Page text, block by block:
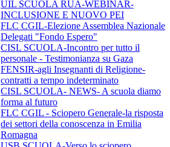
UIL SCUOLA RUA-WEBINAR-
INCLUSIONE E NUOVO PEI
FLC CGIL-Elezione Assemblea Nazionale
Delegati "Fondo Espero"
CISL SCUOLA-Incontro per tutto il
personale - Testimonianza su Gaza
FENSIR-agli Insegnanti di Religione-
contratti a tempo indeterminato
CISL SCUOLA- NEWS- A scuola diamo
forma al futuro
FLC CGIL - Sciopero Generale-la risposta
dei settori della conoscenza in Emilia
Romagna